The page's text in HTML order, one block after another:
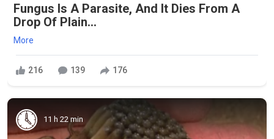
Fungus Is A Parasite, And It Dies From A
Drop Of Plain...
More
216 139 176
11 h 22 min